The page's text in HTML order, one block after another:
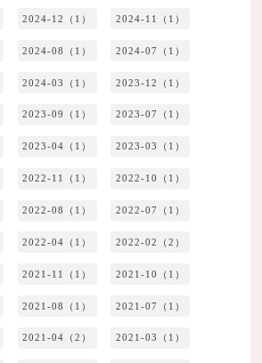
2024-12（1） 2024-11（1）
2024-08（1） 2024-07（1）
2024-03（1） 2023-12（1）
2023-09（1） 2023-07（1）
2023-04（1） 2023-03（1）
2022-11（1） 2022-10（1）
2022-08（1） 2022-07（1）
2022-04（1） 2022-02（2）
2021-11（1） 2021-10（1）
2021-08（1） 2021-07（1）
2021-04（2） 2021-03（1）